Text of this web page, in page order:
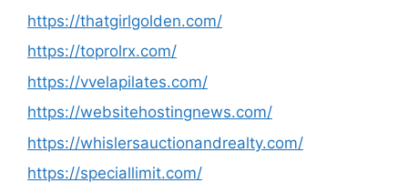
https://thatgirlgolden.com/
https://toprolrx.com/
https://vvelapilates.com/
https://websitehostingnews.com/
https://whislersauctionandrealty.com/
https://speciallimit.com/